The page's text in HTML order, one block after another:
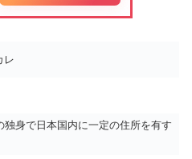
レ
独身で日本国内に一定の住所を有す